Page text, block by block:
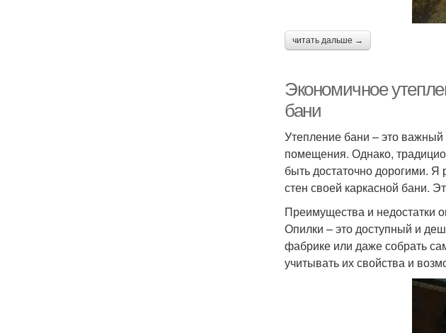
читать дальше →
Экономичное
бани
Утепление бани – это
помещения. Однако,
быть достаточно дорогими. Я
стен своей каркасной бани.
Преимущества и недостатки
Опилки – это доступный и
фабрике или даже собрать
учитывать их свойства и